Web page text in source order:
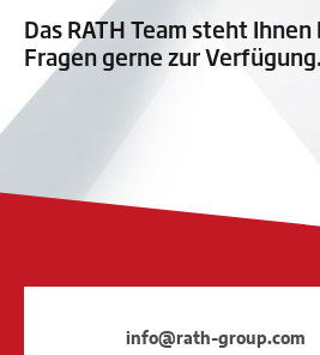
Das RATH Team steht Ihnen
Fragen gerne zur Verfügung.
info@rath-group.com